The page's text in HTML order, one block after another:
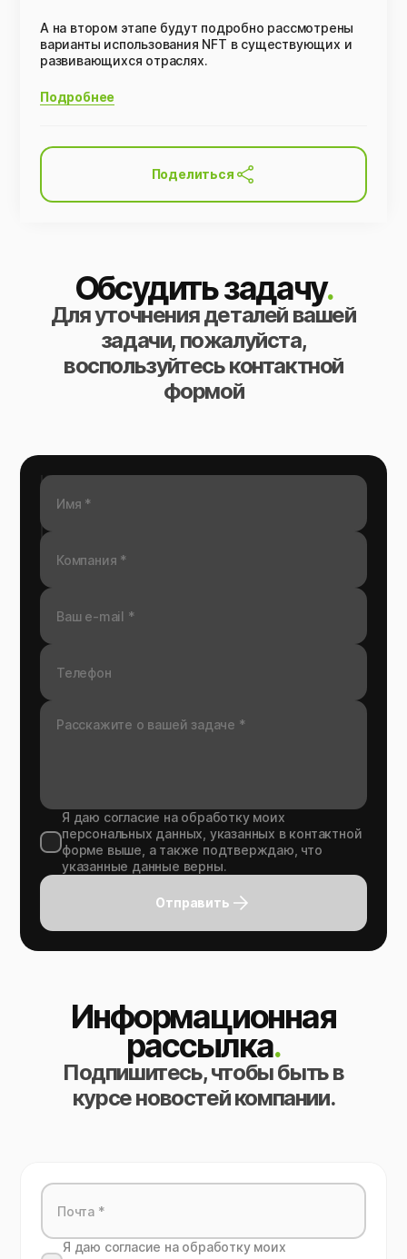
А на втором этапе будут подробно рассмотрены
варианты использования NFT в существующих и
развивающихся отраслях.
Подробнее
Поделиться
Обсудить задачу.
Для уточнения деталей вашей
задачи, пожалуйста,
воспользуйтесь контактной
формой
Я даю согласие на обработку моих
персональных данных, указанных в контактной
форме выше, а также подтверждаю, что
указанные данные верны.
Отправить
Информационная
рассылка.
Подпишитесь, чтобы быть в
курсе новостей компании.
Я даю согласие на обработку моих